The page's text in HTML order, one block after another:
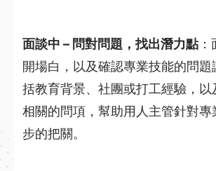
面談中 – 問對問題，找出潛力點：
開場白，以及確認專業技能的問
括教育背景、社團或打工經驗，
相關的問項，幫助用人主管針對
步的把關。